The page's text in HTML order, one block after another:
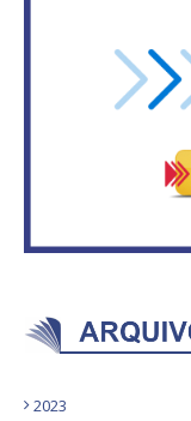
ASVECOM: Renúncia
2023